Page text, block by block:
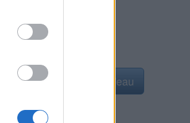
Ajouter un point d'eau